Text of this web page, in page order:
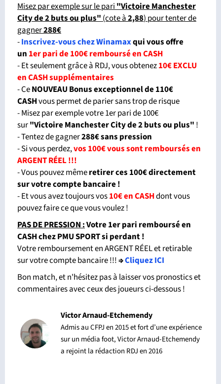
Misez par exemple sur le pari"Victoire Manchester
City de 2 buts ou plus"(cote à2,88) pour tenter de
gagner288€
-Inscrivez-vous chez Winamaxqui vous offre
un 1er pari de 100€ remboursé en CASH
- Et seulement grâce à RDJ, vous obtenez10€ EXCLU
en CASH supplémentaires
- CeNOUVEAU Bonus exceptionnel de 110€
CASHvous permet de parier sans trop de risque
- Misez par exemple votre 1er pari de 100€
sur"Victoire Manchester City de 2 buts ou plus" !
- Tentez de gagner288€ sans pression
- Si vous perdez,vos 100€ vous sont remboursés en
ARGENT RÉEL !!!
- Vous pouvez mêmeretirer ces 100€ directement
sur votre compte bancaire !
- Et vous avez toujours vos10€ en CASHdont vous
pouvez faire ce que vous voulez !
PAS DE PRESSION :Votre 1er pari remboursé en
CASH chez PMU SPORT si perdant!
Votre remboursement en ARGENT RÉEL et retirable
sur votre compte bancaire !!!⇒Cliquez ICI
Bon match, et n'hésitez pas à laisser vos pronostics et
commentaires avec ceux des joueurs ci-dessous !
Victor Arnaud-Etchemendy
Admis au CFPJ en 2015 et fort d’une expérience
sur un média foot, Victor Arnaud-Etchemendy
a rejoint la rédaction RDJ en 2016